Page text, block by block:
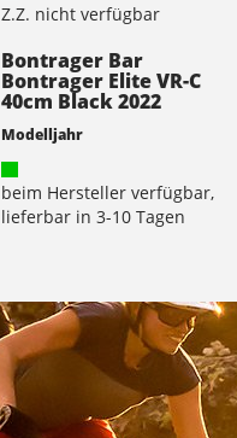
Z.Z. nicht verfügbar
Bontrager Bar
Bontrager Elite VR-C
40cm Black 2022
Modelljahr
beim Hersteller verfügbar,
lieferbar in 3-10 Tagen